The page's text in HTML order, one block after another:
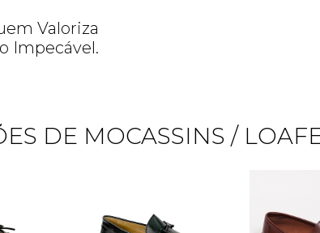
Valoriza
Impecável.
DE MOCASSINS /